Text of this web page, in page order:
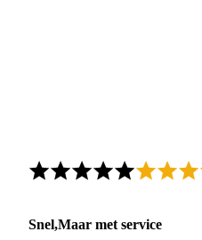
Snel,Maar met service